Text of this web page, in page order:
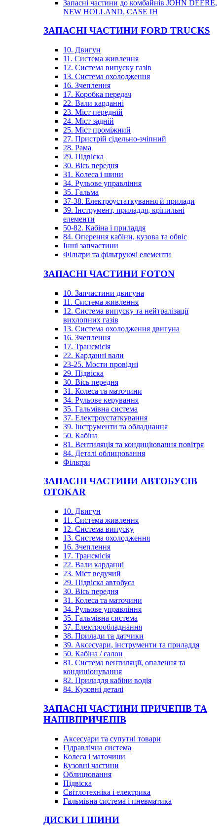
Запасні частини до комбайнів JOHN DEERE,
NEW HOLLAND, CASE IH
ЗАПАСНІ ЧАСТИНИ FORD TRUCKS
10. Двигун
11. Система живлення
12. Система випуску газів
13. Система охолодження
16. Зчеплення
17. Коробка передач
22. Вали карданні
23. Міст передній
24. Міст задній
25. Міст проміжний
27. Пристрій сідельно-зчіпний
28. Рама
29. Підвіска
30. Вісь передня
31. Колеса і шини
34. Рульове управління
35. Гальма
37-38. Електроустаткування й прилади
39. Інструмент, приладдя, кріпильні
елементи
50-82. Кабіна і приладдя
84. Оперення кабіни, кузова та обвіс
Інші запчастини
Фільтри та фільтруючі елементи
ЗАПАСНІ ЧАСТИНИ FOTON
10. Запчастини двигуна
11. Система живлення
12. Система випуску та нейтралізації
вихлопних газів
13. Система охолодження двигуна
16. Зчеплення
17. Трансмісія
22. Карданні вали
23-25. Мости провідні
29. Підвіска
30. Вісь передня
31. Колеса та маточини
34. Рульове керування
35. Гальмівна система
37. Електроустаткування
39. Інструменти та обладнання
50. Кабіна
81. Вентиляція та кондиціювання повітря
84. Деталі облицювання
Фільтри
ЗАПАСНІ ЧАСТИНИ АВТОБУСІВ
OTOKAR
10. Двигун
11. Система живлення
12. Система випуску
13. Система охолодження
16. Зчеплення
17. Трансмісія
22. Вали карданні
23. Міст ведучий
29. Підвіска автобуса
30. Вісь передня
31. Колеса та маточини
34. Рульове управління
35. Гальмівна система
37. Електрообладнання
38. Прилади та датчики
39. Аксесуари, інструменти та приладдя
50. Кабіна / салон
81. Система вентиляції, опалення та
кондиціонування
82. Приладдя кабіни водія
84. Кузовні деталі
ЗАПАСНІ ЧАСТИНИ ПРИЧЕПІВ ТА
НАПІВПРИЧЕПІВ
Аксесуари та супутні товари
Гідравлічна система
Колеса і маточини
Кузовні частини
Облицювання
Підвіска
Світлотехніка і електрика
Гальмівна система і пневматика
ДИСКИ І ШИНИ